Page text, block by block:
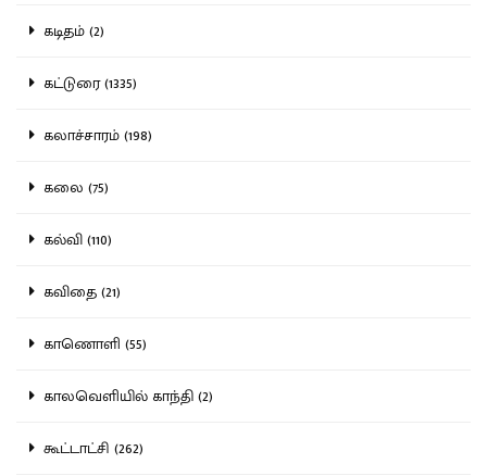
கடிதம் (2)
கட்டுரை (1335)
கலாச்சாரம் (198)
கலை (75)
கல்வி (110)
கவிதை (21)
காணொளி (55)
காலவெளியில் காந்தி (2)
கூட்டாட்சி (262)